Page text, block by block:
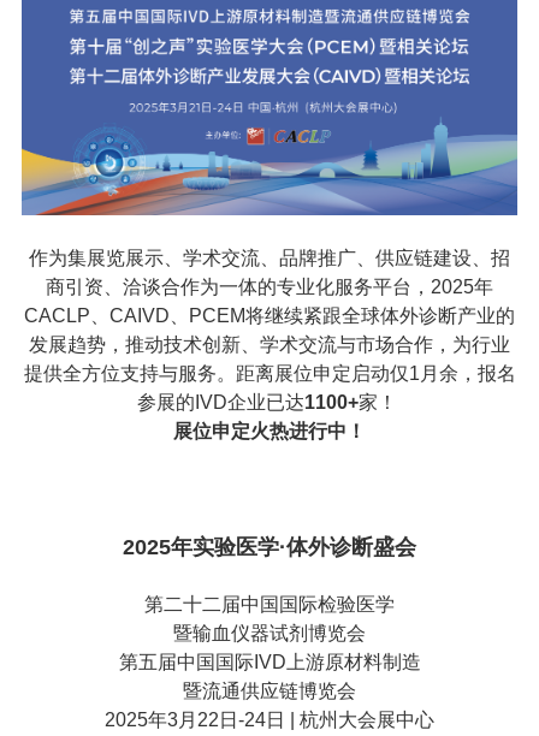
作为集展览展示、学术交流、品牌推广、供应链建设、招
商引资、洽谈合作为一体的专业化服务平台，2025年
CACLP、CAIVD、PCEM将继续紧跟全球体外诊断产业的
发展趋势，推动技术创新、学术交流与市场合作，为行业
提供全方位支持与服务。距离展位申定启动仅1月余，报名
参展的IVD企业已达1100+家！
展位申定火热进行中！
2025年实验医学·体外诊断盛会
第二十二届中国国际检验医学
暨输血仪器试剂博览会
第五届中国国际IVD上游原材料制造
暨流通供应链博览会
2025年3月22日-24日 | 杭州大会展中心